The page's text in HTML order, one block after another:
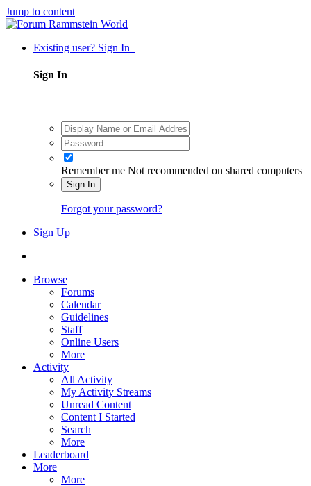
Jump to content
Existing user? Sign In
Sign In
Remember me Not recommended on shared computers
Sign In
Forgot your password?
Sign Up
Browse
Forums
Calendar
Guidelines
Staff
Online Users
More
Activity
All Activity
My Activity Streams
Unread Content
Content I Started
Search
More
Leaderboard
More
More